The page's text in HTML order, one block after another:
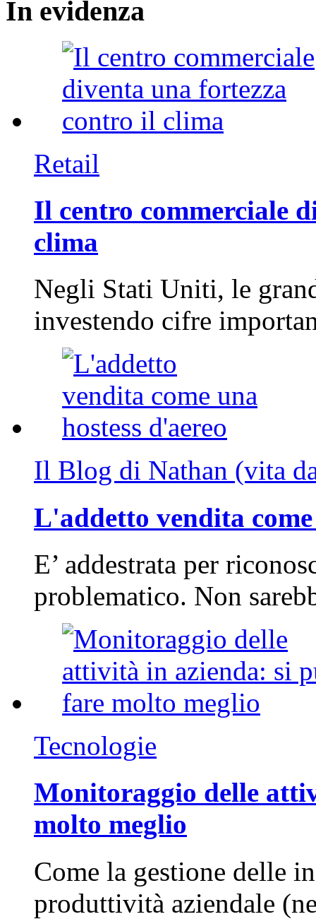
In evidenza
Retail
Il centro commerciale
clima
Negli Stati Uniti, le
investendo cifre
Il Blog di Nathan (vita
L'addetto vendita
E’ addestrata per
problematico. Non
Tecnologie
Monitoraggio delle
molto meglio
Come la gestione delle
produttività aziendale